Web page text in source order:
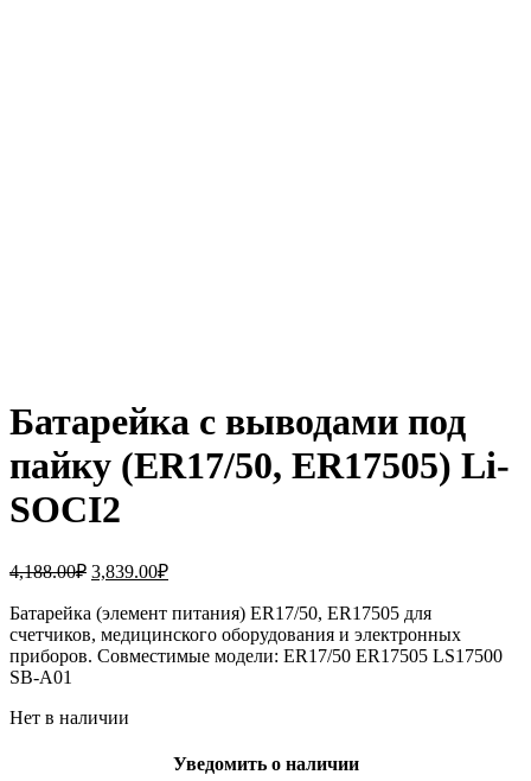
Батарейка с выводами под
пайку (ER17/50, ER17505) Li-
SOCI2
4,188.00₽ Первоначальная
составляла
4,188.00₽.
3,839.00₽Текущая
3,839.00₽.
Батарейка (элемент питания) ER17/50, ER17505 для
счетчиков, медицинского оборудования и электронных
приборов. Совместимые модели: ER17/50 ER17505 LS17500
SB-A01
Нет в наличии
Уведомить о наличии